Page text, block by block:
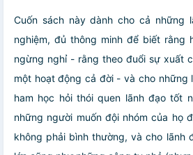
Cuốn sách này dành cho cả những
nghiệm, đủ thông minh để biết rằng
ngừng nghỉ - rằng theo đuổi sự xuất
một hoạt động cả đời - và cho những
ham học hỏi thói quen lãnh đạo tốt
những người muốn đội nhóm của họ
không phải bình thường, và cho lãnh